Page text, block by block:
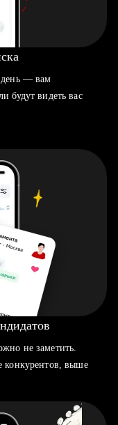
день — вам
будут видеть вас
не заметить.
конкурентов, выше